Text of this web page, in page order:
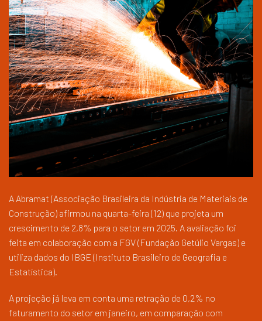
A Abramat (Associação Brasileira da Indústria de Materiais de
Construção) afirmou na quarta-feira (12) que projeta um
crescimento de 2,8% para o setor em 2025. A avaliação foi
feita em colaboração com a FGV (Fundação Getúlio Vargas) e
utiliza dados do IBGE (Instituto Brasileiro de Geografia e
Estatística).
A projeção já leva em conta uma retração de 0,2% no
faturamento do setor em janeiro, em comparação com